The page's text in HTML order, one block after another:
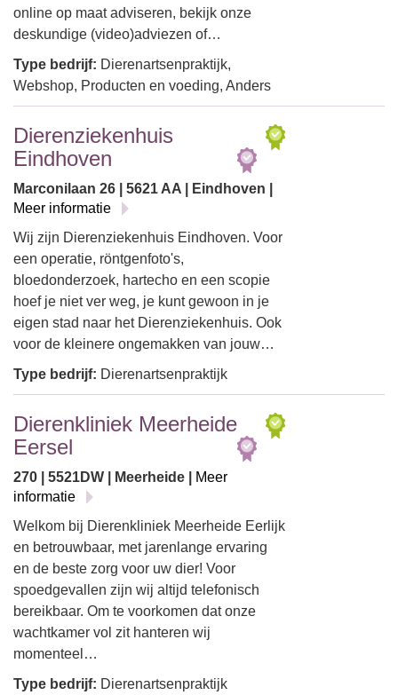
online op maat adviseren, bekijk onze
deskundige (video)adviezen of…
Type bedrijf: Dierenartsenpraktijk,
Webshop, Producten en voeding, Anders
Dierenziekenhuis
Eindhoven
Marconilaan 26 | 5621 AA | Eindhoven |
Meer informatie
Wij zijn Dierenziekenhuis Eindhoven. Voor
een operatie, röntgenfoto's,
bloedonderzoek, hartecho en een scopie
hoef je niet ver weg, je kunt gewoon in je
eigen stad naar het Dierenziekenhuis. Ook
voor de kleinere ongemakken van jouw…
Type bedrijf: Dierenartsenpraktijk
Dierenkliniek Meerheide
Eersel
270 | 5521DW | Meerheide |
Meer
informatie
Welkom bij Dierenkliniek Meerheide Eerlijk
en betrouwbaar, met jarenlange ervaring
en de beste zorg voor uw dier! Voor
spoedgevallen zijn wij altijd telefonisch
bereikbaar. Om te voorkomen dat onze
wachtkamer vol zit hanteren wij
momenteel…
Type bedrijf: Dierenartsenpraktijk